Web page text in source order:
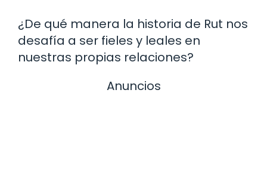
¿De qué manera la historia de Rut nos
desafía a ser fieles y leales en
nuestras propias relaciones?
Anuncios